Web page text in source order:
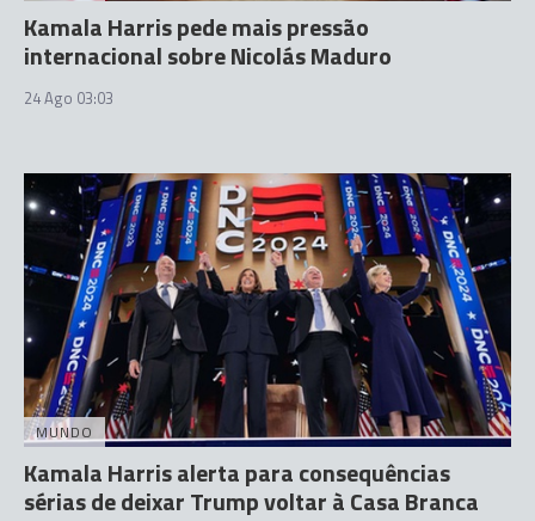
Kamala Harris pede mais pressão
internacional sobre Nicolás Maduro
24 Ago 03:03
MUNDO
Kamala Harris alerta para consequências
sérias de deixar Trump voltar à Casa Branca